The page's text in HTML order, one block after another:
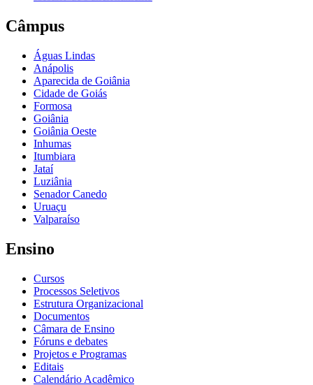
Câmpus
Águas Lindas
Anápolis
Aparecida de Goiânia
Cidade de Goiás
Formosa
Goiânia
Goiânia Oeste
Inhumas
Itumbiara
Jataí
Luziânia
Senador Canedo
Uruaçu
Valparaíso
Ensino
Cursos
Processos Seletivos
Estrutura Organizacional
Documentos
Câmara de Ensino
Fóruns e debates
Projetos e Programas
Editais
Calendário Acadêmico